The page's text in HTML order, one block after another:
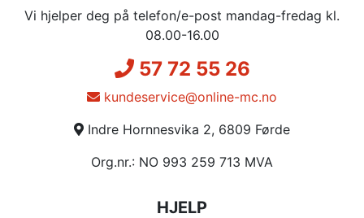
Vi hjelper deg på telefon/e-post mandag-fredag kl.
08.00-16.00
57 72 55 26
kundeservice@online-mc.no
Indre Hornnesvika 2, 6809 Førde
Org.nr.: NO 993 259 713 MVA
HJELP